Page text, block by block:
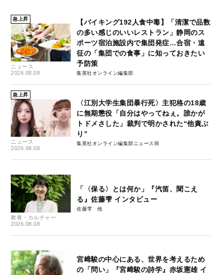
急上昇
ニュース
2026.08.08
【バイキング192人食中毒】「清潔で品数
の多い感じのいいレストラン」静岡のス
ポーツ宿泊施設内で集団発症…合宿・遠
征の「集団での食事」に知っておきたい
予防策
集英社オンライン編集部
急上昇
ニュース
2026.08.08
〈江別大学生集団暴行死〉主犯格の18歳
に無期懲役「自分はやってねぇ。誰かが
トドメさした」裁判で明かされた“他責ぶ
り”
集英社オンライン編集部ニュース班
教養・カルチャー
2026.08.08
「〈保る〉とは何か」『汽笛、聞こえ
る』佐藤雫 インタビュー
佐藤雫
宮﨑駿の中心にある、世界を考えるため
の「問い」『宮﨑駿の詩学』赤坂憲雄 イ